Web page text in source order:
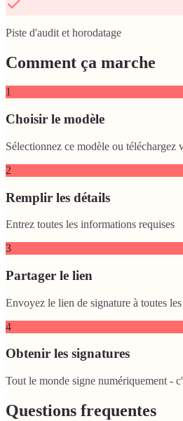
Piste d'audit et horodatage
Comment ça marche
1
Choisir le modèle
Sélectionnez ce modèle ou téléchargez
2
Remplir les détails
Entrez toutes les informations requises
3
Partager le lien
Envoyez le lien de signature à toutes
4
Obtenir les signatures
Tout le monde signe numériquement -
Questions frequentes